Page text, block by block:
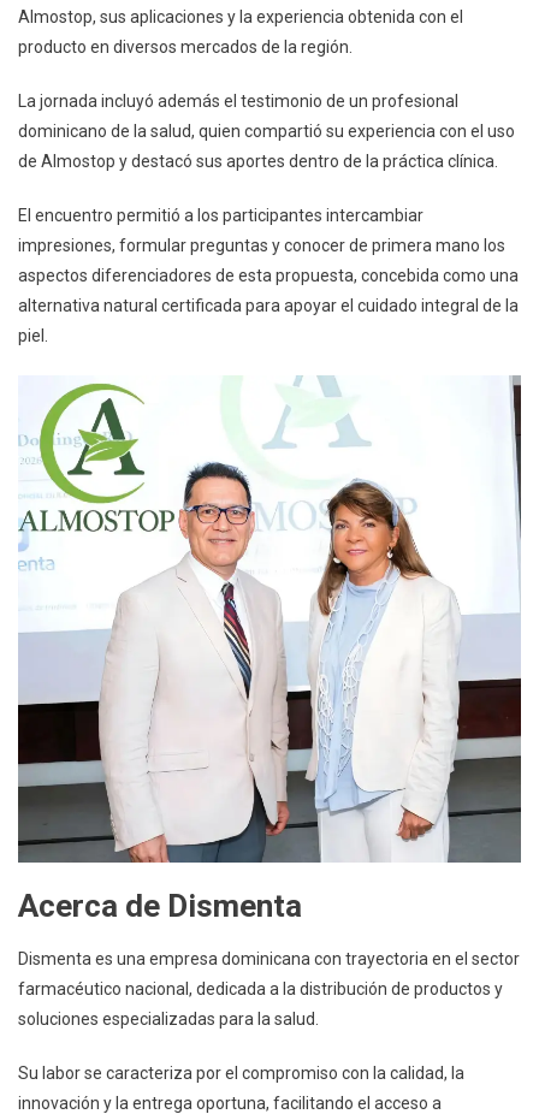
Almostop, sus aplicaciones y la experiencia obtenida con el
producto en diversos mercados de la región.
La jornada incluyó además el testimonio de un profesional
dominicano de la salud, quien compartió su experiencia con el uso
de Almostop y destacó sus aportes dentro de la práctica clínica.
El encuentro permitió a los participantes intercambiar
impresiones, formular preguntas y conocer de primera mano los
aspectos diferenciadores de esta propuesta, concebida como una
alternativa natural certificada para apoyar el cuidado integral de la
piel.
Acerca de Dismenta
Dismenta es una empresa dominicana con trayectoria en el sector
farmacéutico nacional, dedicada a la distribución de productos y
soluciones especializadas para la salud.
Su labor se caracteriza por el compromiso con la calidad, la
innovación y la entrega oportuna, facilitando el acceso a